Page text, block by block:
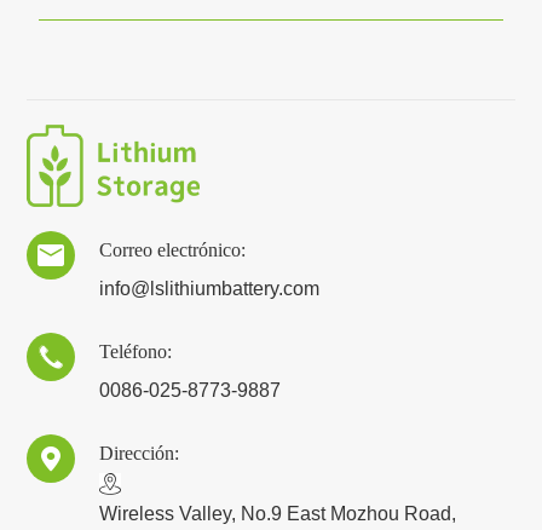

Correo electrónico:
info@lslithiumbattery.com

Teléfono:
0086-025-8773-9887
 Dirección:
​Wireless Valley, No.9 East Mozhou Road,